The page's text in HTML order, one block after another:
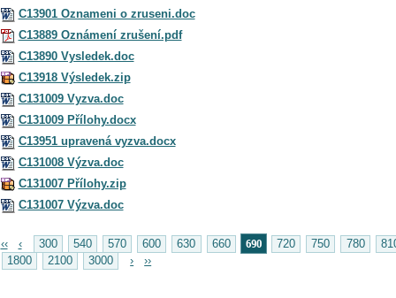
C13901 Oznameni o zruseni.doc
C13889 Oznámení zrušení.pdf
C13890 Vysledek.doc
C13918 Výsledek.zip
C131009 Vyzva.doc
C131009 Přílohy.docx
C13951 upravená vyzva.docx
C131008 Výzva.doc
C131007 Přílohy.zip
C131007 Výzva.doc
‹‹ ‹ 300 540 570 600 630 660 690 720 750 780
1800
2100 3000 › ››